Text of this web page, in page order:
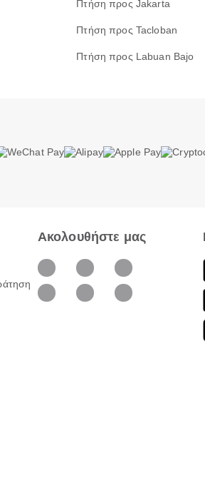
Πτήση προς Jakarta
Πτήση προς Tacloban
Πτήση προς Labuan Bajo
Ακολουθήστε μας